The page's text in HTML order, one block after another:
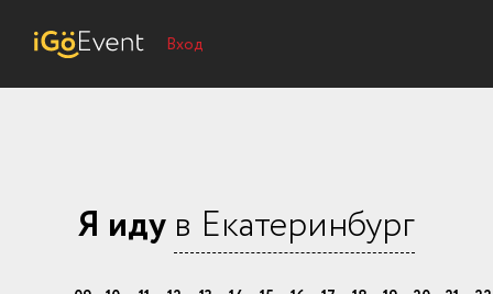
Вход
Я иду в Екатеринбург